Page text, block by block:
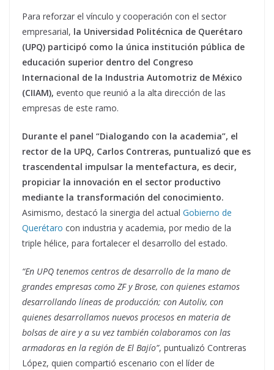
Para reforzar el vínculo y cooperación con el sector
empresarial, la Universidad Politécnica de Querétaro
(UPQ) participó como la única institución pública de
educación superior dentro del Congreso
Internacional de la Industria Automotriz de México
(CIIAM), evento que reunió a la alta dirección de las
empresas de este ramo.
Durante el panel “Dialogando con la academia”, el
rector de la UPQ, Carlos Contreras, puntualizó que es
trascendental impulsar la mentefactura, es decir,
propiciar la innovación en el sector productivo
mediante la transformación del conocimiento.
Asimismo, destacó la sinergia del actual Gobierno de
Querétaro con industria y academia, por medio de la
triple hélice, para fortalecer el desarrollo del estado.
“En UPQ tenemos centros de desarrollo de la mano de
grandes empresas como ZF y Brose, con quienes estamos
desarrollando líneas de producción; con Autoliv, con
quienes desarrollamos nuevos procesos en materia de
bolsas de aire y a su vez también colaboramos con las
armadoras en la región de El Bajío”, puntualizó Contreras
López, quien compartió escenario con el líder de